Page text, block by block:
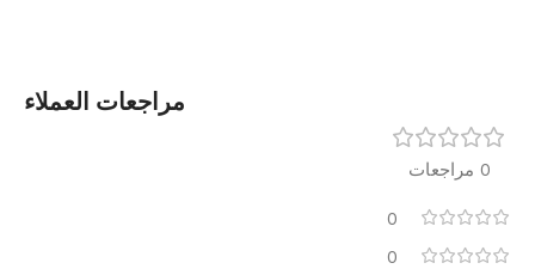
مراجعات العملاء
0 مراجعات
0
0